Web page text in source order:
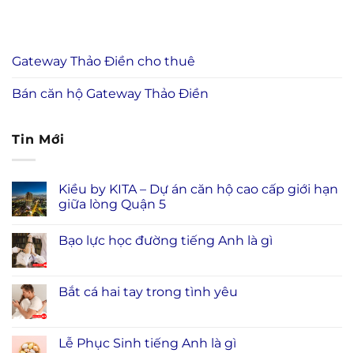
Gateway Thảo Điền cho thuê
Bán căn hộ Gateway Thảo Điền
Tin Mới
Kiều by KITA – Dự án căn hộ cao cấp giới hạn
giữa lòng Quận 5
Bạo lực học đường tiếng Anh là gì
Bắt cá hai tay trong tình yêu
Lễ Phục Sinh tiếng Anh là gì